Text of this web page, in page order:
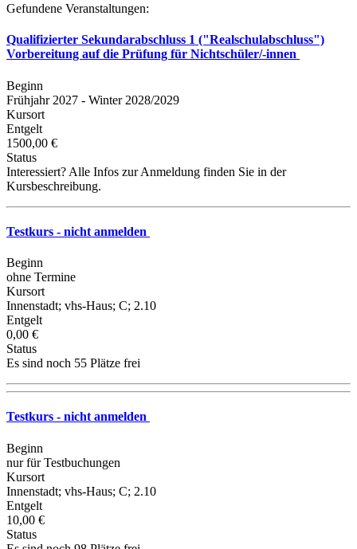
Gefundene Veranstaltungen:
Qualifizierter Sekundarabschluss 1 ("Realschulabschluss")
Vorbereitung auf die Prüfung für Nichtschüler/-innen
Beginn
Frühjahr 2027 - Winter 2028/2029
Kursort
Entgelt
1500,00 €
Status
Interessiert? Alle Infos zur Anmeldung finden Sie in der
Kursbeschreibung.
Testkurs - nicht anmelden
Beginn
ohne Termine
Kursort
Innenstadt; vhs-Haus; C; 2.10
Entgelt
0,00 €
Status
Es sind noch 55 Plätze frei
Testkurs - nicht anmelden
Beginn
nur für Testbuchungen
Kursort
Innenstadt; vhs-Haus; C; 2.10
Entgelt
10,00 €
Status